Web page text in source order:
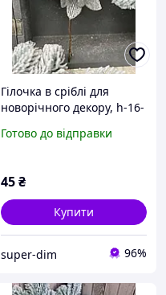
Гілочка в сріблі для
новорічного декору, h-16-
Готово до відправки
45₴
Купити
super-dim 96%